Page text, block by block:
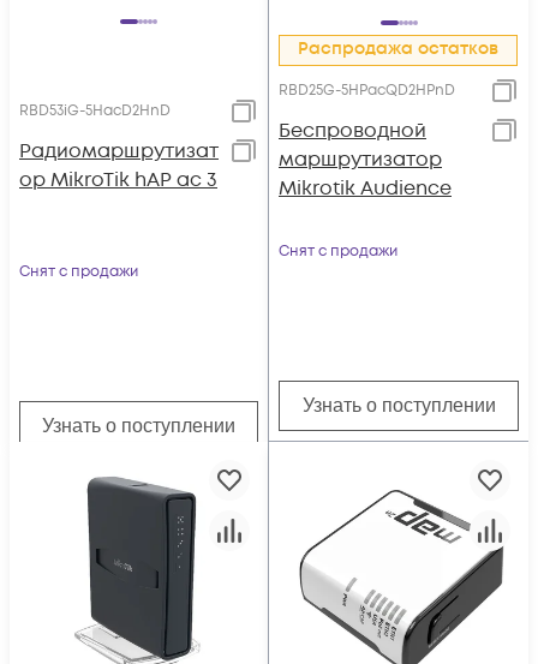
RBD53iG-5HacD2HnD
Радиомаршрутизат
ор MikroTik hAP ac 3
Снят с продажи
Узнать о поступлении
Распродажа остатков
RBD25G-5HPacQD2HPnD
Беспроводной
маршрутизатор
Mikrotik Audience
Снят с продажи
Узнать о поступлении